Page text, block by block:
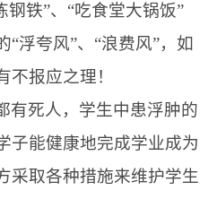
钢铁”、“吃食堂大锅饭”
浮夸风”、“浪费风”，如
不报应之理！
有死人，学生中患浮肿的
子能健康地完成学业成为
采取各种措施来维护学生